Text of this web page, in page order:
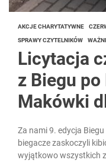
AKCJE CHARYTATYWNE
SPRAWY CZYTELNIKÓW
Licytacja
z Biegu
Makówki
Za nami 9. edycja
biegacze zaskoczyli
wyjątkowo wszystkich